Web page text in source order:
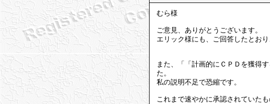
むら様
ご意見、ありがとうございます。
エリック様にも、ご回答したとお
また、「「計画的にＣＰＤを獲得
た。
私の説明不足で恐縮です。
これまで速やかに承認されていた